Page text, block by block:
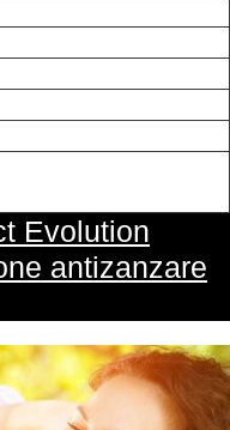
Evolution
antizanzare